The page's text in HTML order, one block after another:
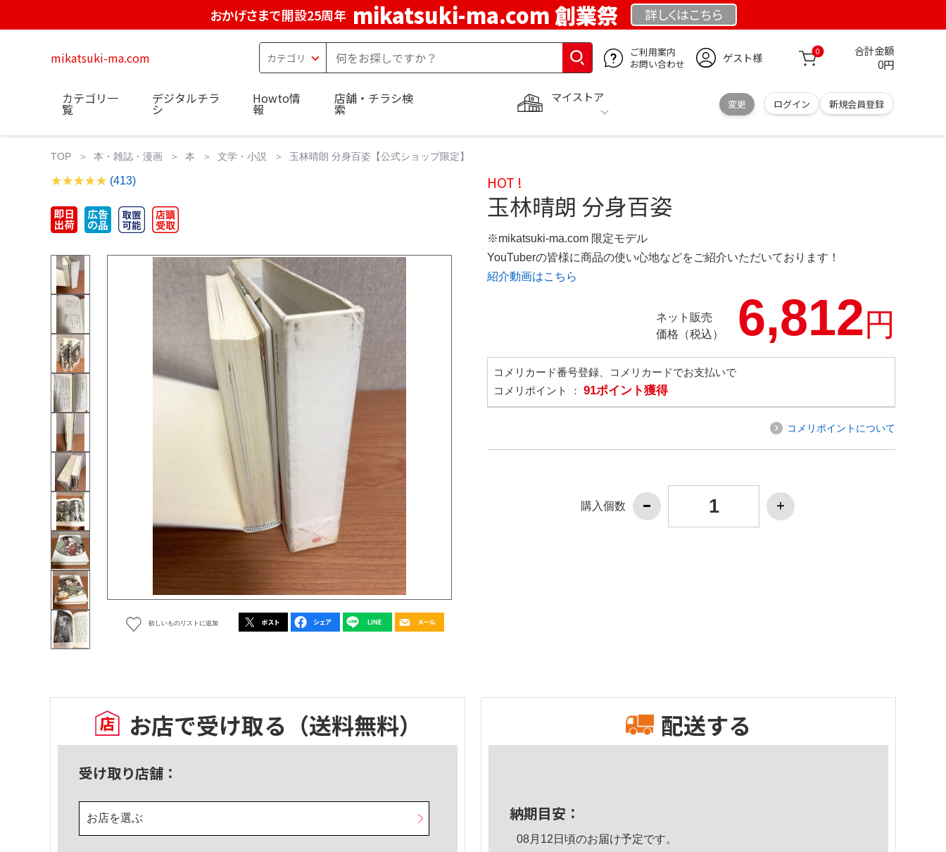
おかげさまで開設25周年 mikatsuki-ma.com 創業祭 詳しくはこちら
mikatsuki-ma.com
ご利用案内
お問い合わせ
ゲスト様 0 合計金額
0円
マイストア
変更 ログイン 新規会員登録
カテゴリ一
覧
デジタルチラ
シ
Howto情
報
店舗・チラシ検
索
TOP 本・雑誌・漫画 本 文学・小説 玉林晴朗 分身百姿【公式ショップ限定】
(413)
欲しいものリストに追加
HOT !
玉林晴朗 分身百姿
※mikatsuki-ma.com 限定モデル
YouTuberの皆様に商品の使い心地などをご紹介いただいております！
紹介動画はこちら
ネット販売
価格（税込）
6,812円
コメリカード番号登録、コメリカードでお支払いで
コメリポイント ： 91ポイント獲得
コメリポイントについて
購入個数
お店で受け取る （送料無料）
受け取り店舗：
お店を選ぶ
配送する
納期目安：
08月12日頃のお届け予定です。